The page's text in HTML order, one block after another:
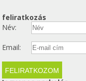
feliratkozás
Név:
Email: